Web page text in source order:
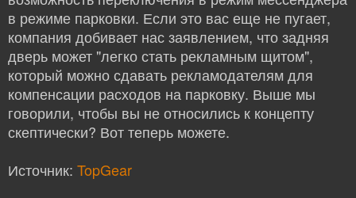
в режиме парковки. Если это вас еще не пугает,
компания добивает нас заявлением, что задняя
дверь может "легко стать рекламным щитом",
который можно сдавать рекламодателям для
компенсации расходов на парковку. Выше мы
говорили, чтобы вы не относились к концепту
скептически? Вот теперь можете.
Источник: TopGear